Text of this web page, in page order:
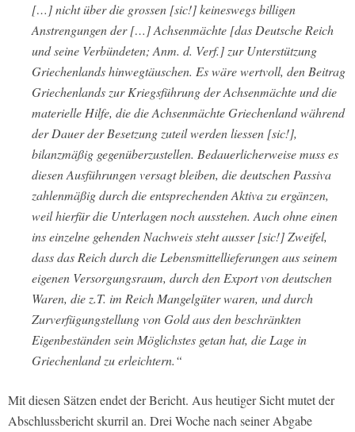
[…] nicht über die grossen [sic!] keineswegs billigen
Anstrengungen der […] Achsenmächte [das Deutsche Reich
und seine Verbündeten; Anm. d. Verf.] zur Unterstützung
Griechenlands hinwegtäuschen. Es wäre wertvoll, den Beitrag
Griechenlands zur Kriegsführung der Achsenmächte und die
materielle Hilfe, die die Achsenmächte Griechenland während
der Dauer der Besetzung zuteil werden liessen [sic!],
bilanzmäßig gegenüberzustellen. Bedauerlicherweise muss es
diesen Ausführungen versagt bleiben, die deutschen Passiva
zahlenmäßig durch die entsprechenden Aktiva zu ergänzen,
weil hierfür die Unterlagen noch ausstehen. Auch ohne einen
ins einzelne gehenden Nachweis steht ausser [sic!] Zweifel,
dass das Reich durch die Lebensmittellieferungen aus seinem
eigenen Versorgungsraum, durch den Export von deutschen
Waren, die z.T. im Reich Mangelgüter waren, und durch
Zurverfügungstellung von Gold aus den beschränkten
Eigenbeständen sein Möglichstes getan hat, die Lage in
Griechenland zu erleichtern.“
Mit diesen Sätzen endet der Bericht. Aus heutiger Sicht mutet der
Abschlussbericht skurril an. Drei Woche nach seiner Abgabe